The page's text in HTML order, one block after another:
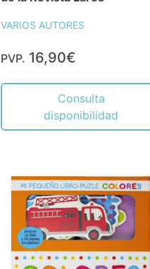
VARIOS AUTORES
PVP. 16,90€
Consulta
disponibilidad